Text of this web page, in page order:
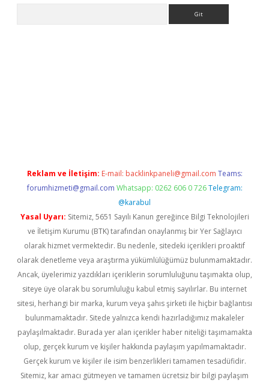
Reklam ve İletişim: E-mail: backlinkpaneli@gmail.com Teams:
forumhizmeti@gmail.com Whatsapp: 0262 606 0 726 Telegram:
@karabul
Yasal Uyarı: Sitemiz, 5651 Sayılı Kanun gereğince Bilgi Teknolojileri
ve İletişim Kurumu (BTK) tarafından onaylanmış bir Yer Sağlayıcı
olarak hizmet vermektedir. Bu nedenle, sitedeki içerikleri proaktif
olarak denetleme veya araştırma yükümlülüğümüz bulunmamaktadır.
Ancak, üyelerimiz yazdıkları içeriklerin sorumluluğunu taşımakta olup,
siteye üye olarak bu sorumluluğu kabul etmiş sayılırlar. Bu internet
sitesi, herhangi bir marka, kurum veya şahıs şirketi ile hiçbir bağlantısı
bulunmamaktadır. Sitede yalnızca kendi hazırladığımız makaleler
paylaşılmaktadır. Burada yer alan içerikler haber niteliği taşımamakta
olup, gerçek kurum ve kişiler hakkında paylaşım yapılmamaktadır.
Gerçek kurum ve kişiler ile isim benzerlikleri tamamen tesadüfidir.
Sitemiz, kar amacı gütmeyen ve tamamen ücretsiz bir bilgi paylaşım